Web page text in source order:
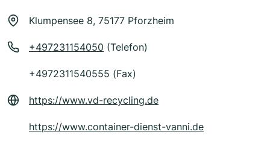
Klumpensee 8, 75177 Pforzheim
+497231154050 (Telefon)
+4972311540555 (Fax)
https://www.vd-recycling.de
https://www.container-dienst-vanni.de